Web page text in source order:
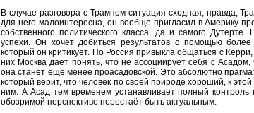
В случае разговора с Трампом ситуация сходная, правда,
для него малоинтересна, он вообще пригласил в Америку
собственного политического класса, да и самого
успехи. Он хочет добиться результатов с помощью
который он критикует. Но Россия привыкла общаться с
них Москва даёт понять, что не ассоциирует себя с
она станет ещё менее проасадовской. Это абсолютно
который верит, что человек по своей природе хороший, к
ним. А Асад тем временем устанавливает полный
обозримой перспективе перестаёт быть актуальным.